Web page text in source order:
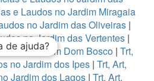
e Laudos no Jardim Miragaia
no Jardim das Oliveiras|
no Jardim das Vertentes|
no Jardim Dom Bosco| Trt,
no Jardim dos Ipes | Trt, Art,
Jardim dos Lagos | Trt, Art,
de ajuda?